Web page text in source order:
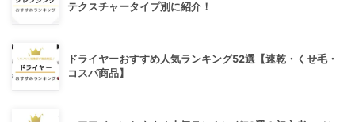
テクスチャータイプ別に紹介！
ドライヤーおすすめ人気ランキング52選【速乾・くせ毛・
コスパ商品】